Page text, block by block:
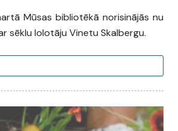
Mūsas bibliotēkā norisinājās nu
sēklu lolotāju Vinetu Skalbergu.